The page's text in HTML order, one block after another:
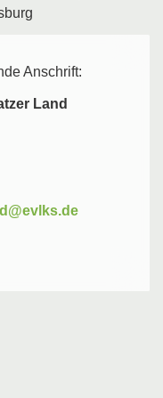
Anschrift:
Land